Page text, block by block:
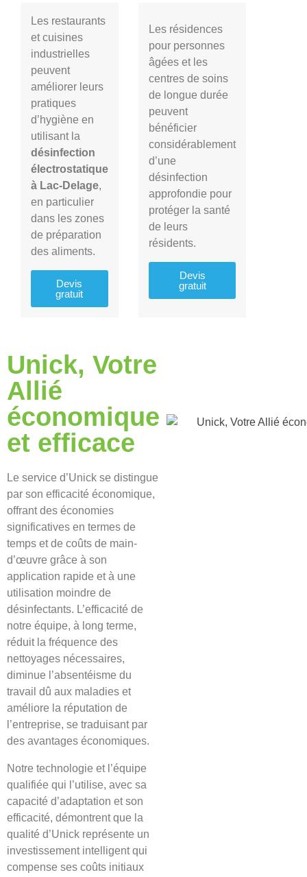
Les restaurants
et cuisines
industrielles
peuvent
améliorer leurs
pratiques
d’hygiène en
utilisant la
désinfection
électrostatique
à Lac-Delage,
en particulier
dans les zones
de préparation
des aliments.
Devis
gratuit
Les résidences
pour personnes
âgées et les
centres de soins
de longue durée
peuvent
bénéficier
considérablement
d’une
désinfection
approfondie pour
protéger la santé
de leurs
résidents.
Devis
gratuit
Unick, Votre
Allié
économique
et efficace
Le service d’Unick se distingue
par son efficacité économique,
offrant des économies
significatives en termes de
temps et de coûts de main-
d’œuvre grâce à son
application rapide et à une
utilisation moindre de
désinfectants. L’efficacité de
notre équipe, à long terme,
réduit la fréquence des
nettoyages nécessaires,
diminue l’absentéisme du
travail dû aux maladies et
améliore la réputation de
l’entreprise, se traduisant par
des avantages économiques.
Notre technologie et l’équipe
qualifiée qui l’utilise, avec sa
capacité d’adaptation et son
efficacité, démontrent que la
qualité d’Unick représente un
investissement intelligent qui
compense ses coûts initiaux